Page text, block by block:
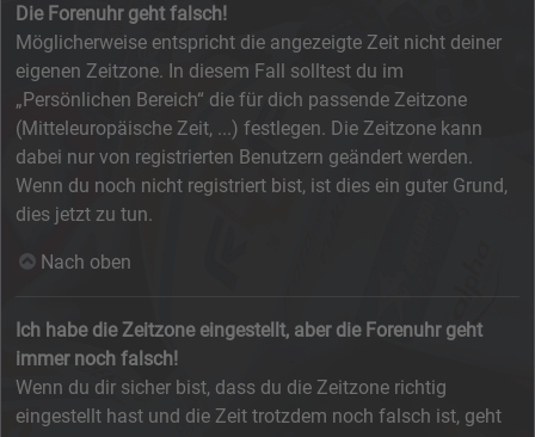
Die Forenuhr geht falsch!
Möglicherweise entspricht die angezeigte Zeit nicht deiner
eigenen Zeitzone. In diesem Fall solltest du im
„Persönlichen Bereich“ die für dich passende Zeitzone
(Mitteleuropäische Zeit, ...) festlegen. Die Zeitzone kann
dabei nur von registrierten Benutzern geändert werden.
Wenn du noch nicht registriert bist, ist dies ein guter Grund,
dies jetzt zu tun.
Nach oben
Ich habe die Zeitzone eingestellt, aber die Forenuhr geht
immer noch falsch!
Wenn du dir sicher bist, dass du die Zeitzone richtig
eingestellt hast und die Zeit trotzdem noch falsch ist, geht